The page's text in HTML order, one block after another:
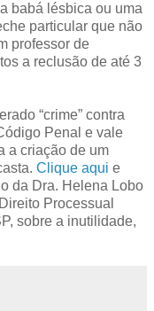
babá lésbica ou uma
particular que não
professor de
a reclusão de até 3
“crime” contra
Penal e vale
a criação de um
Clique aqui e
da Dra. Helena Lobo
Processual
sobre a inutilidade,